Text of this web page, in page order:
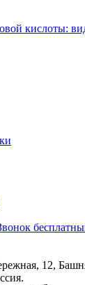
кислоты:
12,